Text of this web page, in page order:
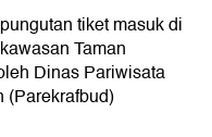
tiket masuk di
Taman
Dinas Pariwisata
(Parekrafbud)